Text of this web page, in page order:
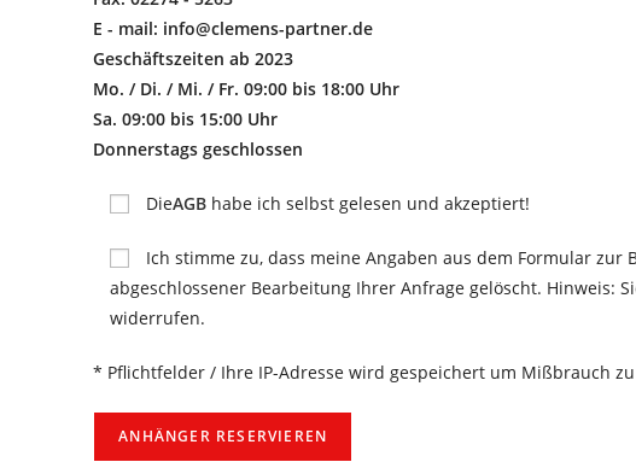
E - mail: info@clemens-partner.de
Geschäftszeiten ab 2023
Mo. / Di. / Mi. / Fr. 09:00 bis 18:00 Uhr
Sa. 09:00 bis 15:00 Uhr
Donnerstags geschlossen
DieAGB habe ich selbst gelesen und akzeptiert!
Ich stimme zu, dass meine Angaben aus dem Formular
abgeschlossener Bearbeitung Ihrer Anfrage gelöscht. Hinweis:
widerrufen.
* Pflichtfelder / Ihre IP-Adresse wird gespeichert um Mißbrauch